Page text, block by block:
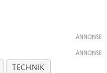
TECHNIK